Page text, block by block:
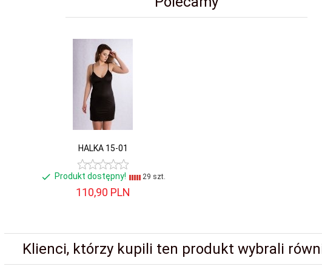
HALKA 15-01
Produkt dostępny! 29 szt.
110,90 PLN
Klienci, którzy kupili ten produkt wybrali